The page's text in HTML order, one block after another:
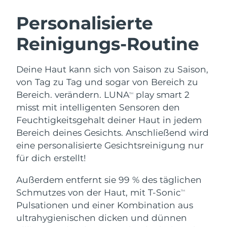
Personalisierte
Reinigungs-Routine
Deine Haut kann sich von Saison zu Saison,
von Tag zu Tag und sogar von Bereich zu
Bereich. verändern. LUNATM
play smart 2
misst mit intelligenten Sensoren den
Feuchtigkeitsgehalt deiner Haut in jedem
Bereich deines Gesichts. Anschließend wird
eine personalisierte Gesichtsreinigung nur
für dich erstellt!
Außerdem entfernt sie 99 % des täglichen
Schmutzes von der Haut, mit T-SonicTM
Pulsationen und einer Kombination aus
ultrahygienischen dicken und dünnen
LUNA™ 4 Set
Anti-aging massage
LUNA™ 4 Plus
Massage, LED heating
LUNA™ 4 Men
For men, anti-aging massage
BEAR™ 2 Set
Microcurrent toning
BEAR™ 2 go
Microcurrent toning on-the-go
BEAR™ 2 eyes & lips
Microcurrent line smoothing device
Hydratisierung
UFO™ 3 Set
Deep facial hydration
UFO™ 3 LED
Near-infrared and red light therapy
device
Mundpflege
issa™ 4
Hybrid silicone sonic toothbrush
issa™ 4 plus
Smart hybrid silicone sonic toothbrush
FAQ™ ANTI-AGING-BEHANDLUNG
Anti-aging LED-Behandlungen
NEW
Österreich Erwartete Lieferung
Bahrain Erwartete Lieferung 8/9/26
Belgien Erwartete Lieferung8/8/26
Bermuda Erwartete Lieferung8/14/26
Bosnien und
Herzegowina
Erwartete Lieferung
Brunei Darussalam
Bulgarien Erwartete Lieferung8/8/26
Kanada Erwartete Lieferung 8/12/26